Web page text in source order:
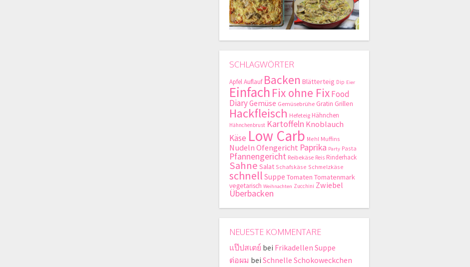
SCHLAGWÖRTER
ApfelAuflauf Backen Blätterteig Dip Eier
Einfach Fix ohne FixFood
DiaryGemüse Gemüsebrühe Gratin Grillen
Hackfleisch Hefeteig Hähnchen
Hähnchenbrust Kartoffeln Knoblauch
Käse Low Carb Mehl Muffins
NudelnOfengericht Paprika Party Pasta
Pfannengericht Reibekäse Reis Rinderhack
Sahne Salat Schafskäse Schmelzkäse
schnell Suppe Tomaten Tomatenmark
vegetarisch Weihnachten Zucchini Zwiebel
Überbacken
NEUESTE KOMMENTARE
แป๊ปสเตย์ bei Frikadellen Suppe
ต่อผม bei Schnelle Schokoweckchen